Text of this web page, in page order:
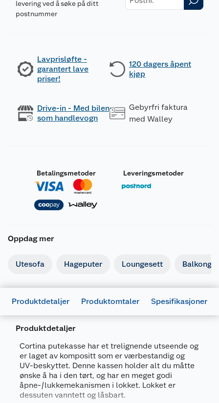
levering ved å søke på ditt
postnummer
Lavprisløfte -
garantert lave
priser!
120 dagers åpent
kjøp
Drive-in - Med bilen
som handlevogn
Gebyrfri faktura
med Walley
Betalingsmetoder Leveringsmetoder
Oppdag mer
Utesofa Hageputer Loungesett
Produktdetaljer Produktomtaler Spesifikasjoner
Produktdetaljer
Cortina putekasse har et trelignende utseende og
er laget av kompositt som er værbestandig og
UV-beskyttet. Denne kassen holder alt du måtte
ønske å ha i den tørt, og har en meget godi
åpne-/lukkemekanismen i lokket. Lokket er
dessuten vanntett og låsbart.
Generelt
Artikkelnummer
7290112637611
Leverandørens artikkelnummer
259016